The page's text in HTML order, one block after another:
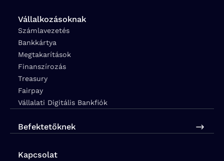
Vállalkozásoknak
Számlavezetés
Bankkártya
Megtakarítások
Finanszírozás
Treasury
Fairpay
Vállalati Digitális Bankfiók
Befektetőknek
Kapcsolat